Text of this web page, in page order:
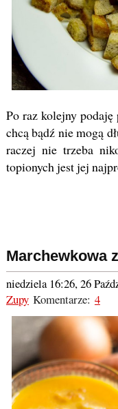
Po raz kolejny
chcą bądź nie mogą
raczej nie trzeba
topionych jest jej
Marchewkowa
niedziela 16:26, 26
ZupyKomentarze: 4